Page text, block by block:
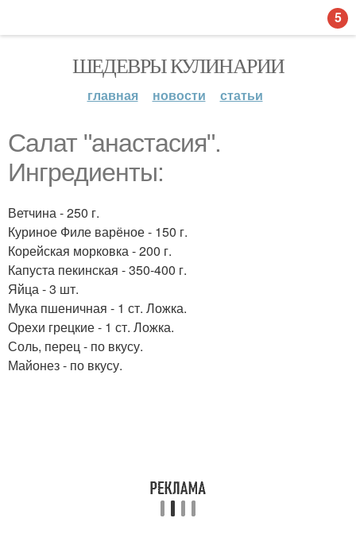
ШЕДЕВРЫ КУЛИНАРИИ
главная новости статьи
Салат "анастасия".
Ингредиенты:
Ветчина - 250 г.
Куриное Филе варёное - 150 г.
Корейская морковка - 200 г.
Капуста пекинская - 350-400 г.
Яйца - 3 шт.
Мука пшеничная - 1 ст. Ложка.
Орехи грецкие - 1 ст. Ложка.
Соль, перец - по вкусу.
Майонез - по вкусу.
5